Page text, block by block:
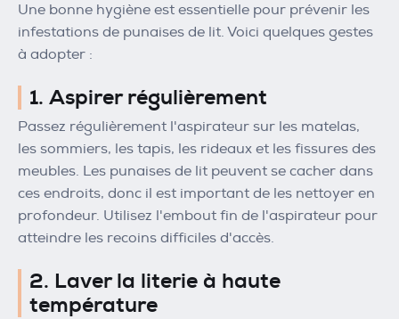
Une bonne hygiène est essentielle pour prévenir les
infestations de punaises de lit. Voici quelques gestes
à adopter :
1. Aspirer régulièrement
Passez régulièrement l'aspirateur sur les matelas,
les sommiers, les tapis, les rideaux et les fissures des
meubles. Les punaises de lit peuvent se cacher dans
ces endroits, donc il est important de les nettoyer en
profondeur. Utilisez l'embout fin de l'aspirateur pour
atteindre les recoins difficiles d'accès.
2. Laver la literie à haute
température